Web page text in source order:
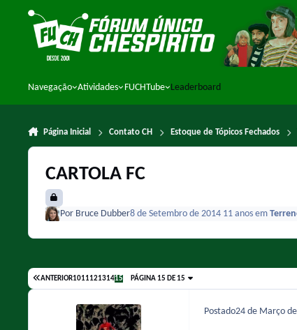
Ir para conteúdo
Navegação Atividades FUCHTube Leaderboard
Página Inicial Contato CH Estoque de Tópicos Fechados
CARTOLA FC
Por Bruce Dubber8 de Setembro de 2014 11 anos em
ANTERIOR101112131415 PÁGINA 15 DE 15
Postado24 de Março